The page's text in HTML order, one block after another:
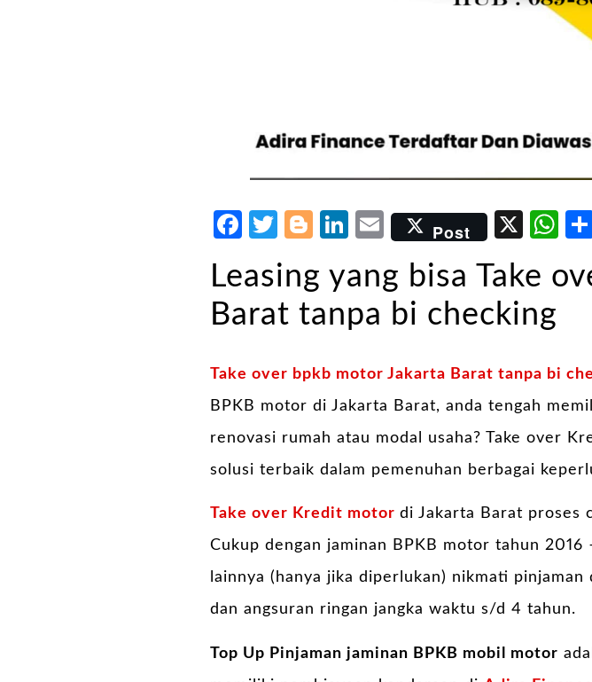
Facebook
Twitter
Blogger
LinkedIn
EmailPost X
Leasing yang bisa Take
Barat tanpa bi checking
Take over bpkb motor Jakarta Barat tanpa bi
BPKB motor di Jakarta Barat, anda tengah
renovasi rumah atau modal usaha? Take over
solusi terbaik dalam pemenuhan berbagai
Take over Kredit motor di Jakarta Barat proses
Cukup dengan jaminan BPKB motor tahun
lainnya (hanya jika diperlukan) nikmati
dan angsuran ringan jangka waktu s/d 4 tahun.
Top Up Pinjaman jaminan BPKB mobil motor